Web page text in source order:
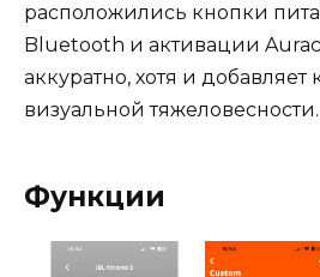
расположились кнопки
Bluetooth и активации
аккуратно, хотя и добавляет
визуальной тяжеловесности.
Функции